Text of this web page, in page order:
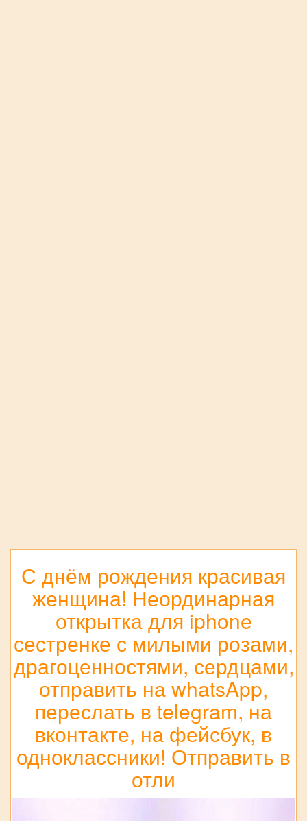
С днём рождения красивая
женщина! Неординарная
открытка для iphone
сестренке с милыми розами,
драгоценностями, сердцами,
отправить на whatsApp,
переслать в telegram, на
вконтакте, на фейсбук, в
одноклассники! Отправить в
отли